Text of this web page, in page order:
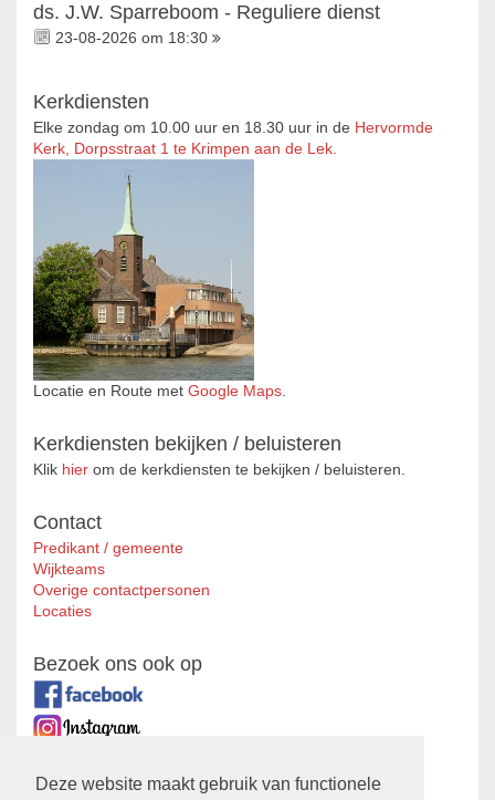
Deze website maakt gebruik van functionele
ds. J.W. Sparreboom - Reguliere dienst
23-08-2026 om 18:30
Kerkdiensten
Elke zondag om 10.00 uur en 18.30 uur in de Hervormde
Kerk, Dorpsstraat 1 te Krimpen aan de Lek.
Locatie en Route met Google Maps.
Kerkdiensten bekijken / beluisteren
Klik hier om de kerkdiensten te bekijken / beluisteren.
Contact
Predikant / gemeente
Wijkteams
Overige contactpersonen
Locaties
Bezoek ons ook op
Zustergemeente